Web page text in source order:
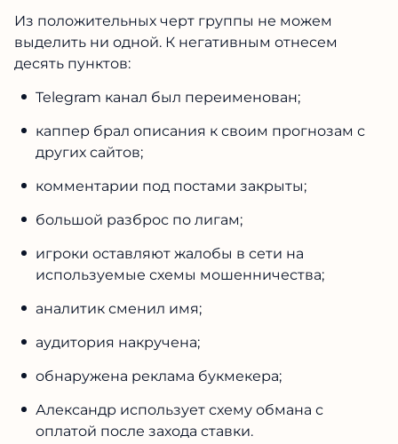
Из положительных черт группы не можем
выделить ни одной. К негативным отнесем
десять пунктов:
Telegram канал был переименован;
каппер брал описания к своим прогнозам с
других сайтов;
комментарии под постами закрыты;
большой разброс по лигам;
игроки оставляют жалобы в сети на
используемые схемы мошенничества;
аналитик сменил имя;
аудитория накручена;
обнаружена реклама букмекера;
Александр использует схему обмана с
оплатой после захода ставки.